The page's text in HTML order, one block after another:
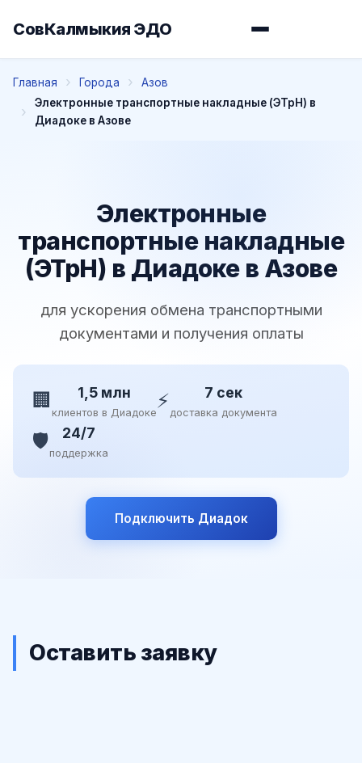
СовКалмыкия ЭДО
Главная Города
Азов
Электронные транспортные накладные (ЭТрН) в
Диадоке в Азове
Электронные
транспортные накладные
(ЭТрН) в Диадоке в Азове
для ускорения обмена транспортными
документами и получения оплаты
🏢 1,5 млн
клиентов в Диадоке⚡ 7 сек
доставка документа
🛡️ 24/7
поддержка
Подключить Диадок
Оставить заявку